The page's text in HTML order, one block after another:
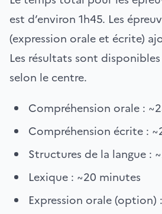
est d’environ 1h45. Les
(expression orale et écrite)
Les résultats sont
selon le centre.
Compréhension orale :
Compréhension écrite :
Structures de la langue :
Lexique : ~20 minutes
Expression orale (option)